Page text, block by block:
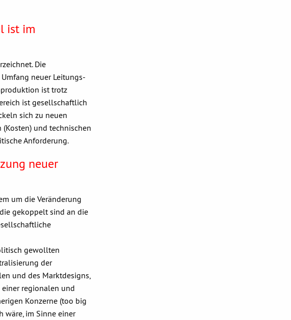
ist im
Die
neuer Leitungs-
ist trotz
ist gesellschaftlich
sich zu neuen
und technischen
Anforderung.
neuer
um die Veränderung
gekoppelt sind an die
gewollten
der
und des Marktdesigns,
regionalen und
Konzerne (too big
wäre, im Sinne einer